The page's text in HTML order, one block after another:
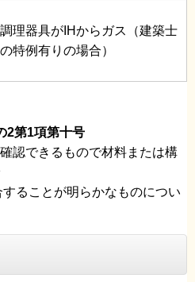
調理器具がIHからガス（建築士
の特例有りの場合）
2第1項第十号
認できるもので材料または構
ることが明らかなものについ